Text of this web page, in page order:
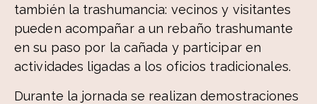
también la trashumancia: vecinos y visitantes
pueden acompañar a un rebaño trashumante
en su paso por la cañada y participar en
actividades ligadas a los oficios tradicionales.
Durante la jornada se realizan demostraciones